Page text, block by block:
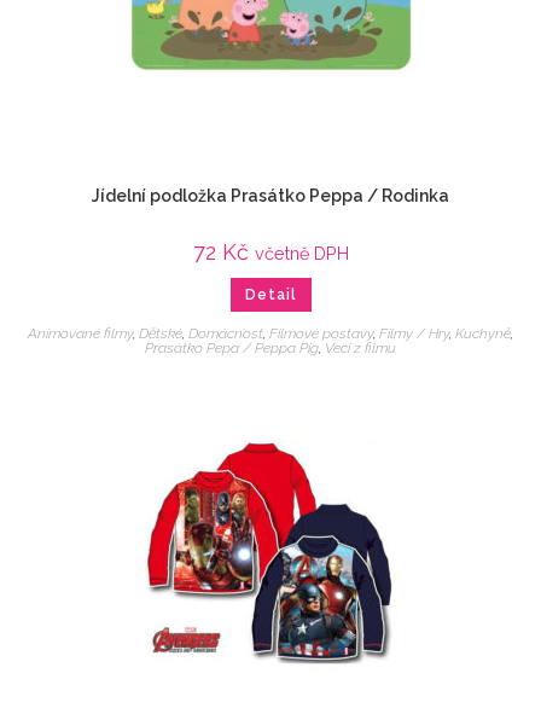
Jídelní podložka Prasátko Peppa / Rodinka
72 Kč včetně DPH
Detail
Animované filmy, Dětské, Domácnost, Filmové postavy, Filmy / Hry, Kuchyně,
Prasátko Pepa / Peppa Pig, Veci z filmu